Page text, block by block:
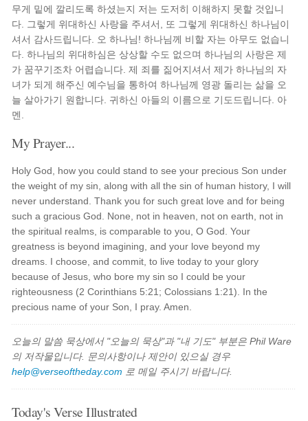
무게 밑에 깔리도록 하셨는지 저는 도저히 이해하지 못할 것입니
다. 그렇게 위대하신 사랑을 주셔서, 또 그렇게 위대하신 하나님이
셔서 감사드립니다. 오 하나님! 하나님께 비할 자는 아무도 없습니
다. 하나님의 위대하심은 상상할 수도 없으며 하나님의 사랑은 제
가 꿈꾸기조차 어렵습니다. 제 죄를 짊어지셔서 제가 하나님의 자
녀가 되게 해주신 예수님을 통하여 하나님께 영광 돌리는 삶을 오
늘 살아가기 원합니다. 귀하신 아들의 이름으로 기도드립니다. 아
멘.
My Prayer...
Holy God, how you could stand to see your precious Son under
the weight of my sin, along with all the sin of human history, I will
never understand. Thank you for such great love and for being
such a gracious God. None, not in heaven, not on earth, not in
the spiritual realms, is comparable to you, O God. Your
greatness is beyond imagining, and your love beyond my
dreams. I choose, and commit, to live today to your glory
because of Jesus, who bore my sin so I could be your
righteousness (2 Corinthians 5:21; Colossians 1:21). In the
precious name of your Son, I pray. Amen.
오늘의 말씀 묵상에서 "오늘의 묵상"과 "내 기도" 부분은 Phil Ware
의 저작물입니다. 문의사항이나 제안이 있으실 경우
help@verseoftheday.com 로 메일 주시기 바랍니다.
Today's Verse Illustrated